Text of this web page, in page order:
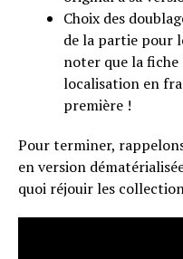
Choix des
de la partie pour
noter que la fiche
localisation en
première !
Pour terminer,
en version
quoi réjouir les